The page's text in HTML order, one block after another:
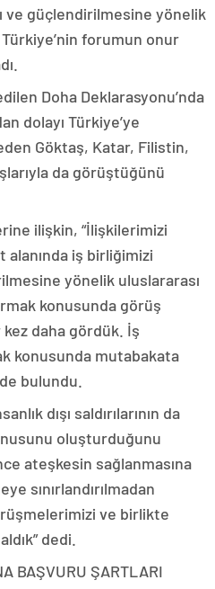
ve güçlendirilmesine yönelik
forumun onur
Doha Deklarasyonu’nda
dolayı Türkiye’ye
Göktaş, Katar, Filistin,
da görüştüğünü
ilişkin, “İlişkilerimizi
iş birliğimizi
yönelik uluslararası
konusunda görüş
daha gördük. İş
konusunda mutabakata
bulundu.
dışı saldırılarının da
oluşturduğunu
ateşkesin sağlanmasına
sınırlandırılmadan
ve birlikte
dedi.
BAŞVURU ŞARTLARI